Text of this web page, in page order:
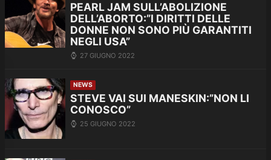
PEARL JAM SULL’ABOLIZIONE
DELL’ABORTO:”I DIRITTI DELLE
DONNE NON SONO PIÙ GARANTITI
NEGLI USA”
27 GIUGNO 2022
NEWS
STEVE VAI SUI MANESKIN:”NON LI
CONOSCO”
25 GIUGNO 2022